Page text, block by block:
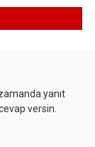
yanıt
versin.